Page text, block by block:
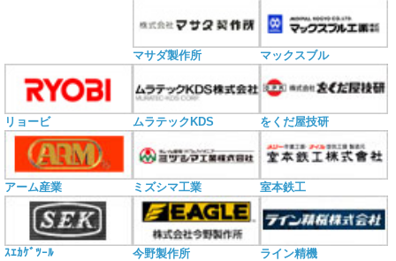
マサダ製作所 マックスブル
リョービ ムラテックKDS をくだ屋技研
アーム産業 ミズシマ工業 室本鉄工
ｽｴｶｹﾞﾂｰﾙ 今野製作所 ライン精機